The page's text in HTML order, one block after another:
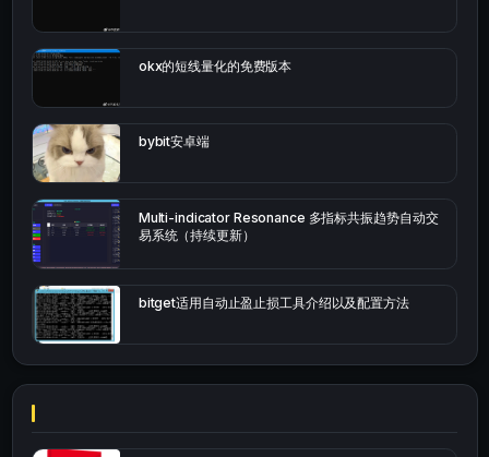
okx的短线量化的免费版本
bybit安卓端
Multi-indicator Resonance 多指标共振趋势自动交
易系统（持续更新）
bitget适用自动止盈止损工具介绍以及配置方法